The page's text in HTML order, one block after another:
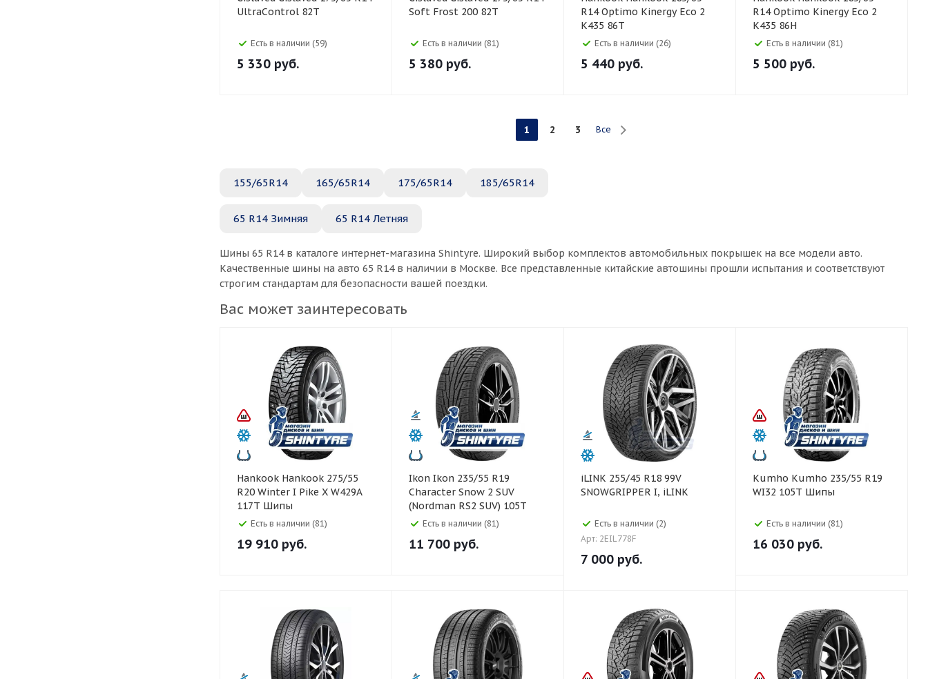
UltraControl 82T
Есть в наличии (59)
5 330 руб.
Soft Frost 200 82T
Есть в наличии (81)
5 380 руб.
R14 Optimo Kinergy Eco 2
K435 86T
Есть в наличии (26)
5 440 руб.
R14 Optimo Kinergy Eco 2
K435 86H
Есть в наличии (81)
5 500 руб.
1 2 3 Все
155/65R14 165/65R14 175/65R14 185/65R14
65 R14 Зимняя 65 R14 Летняя
Шины 65 R14 в каталоге интернет-магазина Shintyre. Широкий выбор комплектов автомобильных покрышек на все модели авто.
Качественные шины на авто 65 R14 в наличии в Москве. Все представленные китайские автошины прошли испытания и соответствуют
строгим стандартам для безопасности вашей поездки.
Вас может заинтересовать
Hankook Hankook 275/55
R20 Winter I Pike X W429A
117T Шипы
Есть в наличии (81)
19 910 руб.
Ikon Ikon 235/55 R19
Character Snow 2 SUV
(Nordman RS2 SUV) 105T
Есть в наличии (81)
11 700 руб.
iLINK 255/45 R18 99V
SNOWGRIPPER I, iLINK
Есть в наличии (2)
Арт: 2EIL778F
7 000 руб.
Kumho Kumho 235/55 R19
WI32 105T Шипы
Есть в наличии (81)
16 030 руб.